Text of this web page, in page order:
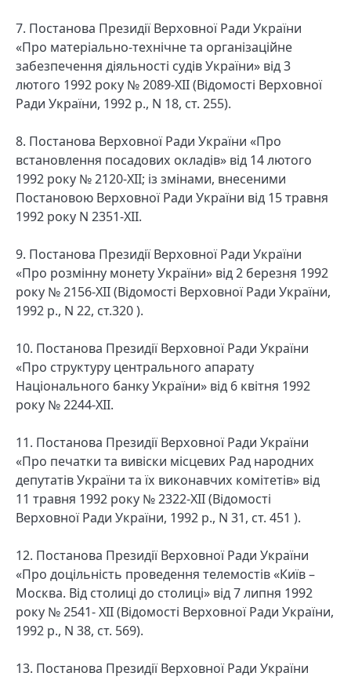
7. Постанова Президії Верховної Ради України
«Про матеріально-технічне та організаційне
забезпечення діяльності судів України» від 3
лютого 1992 року № 2089-XII (Відомості Верховної
Ради України, 1992 р., N 18, ст. 255).
8. Постанова Верховної Ради України «Про
встановлення посадових окладів» від 14 лютого
1992 року № 2120-XII; із змінами, внесеними
Постановою Верховної Ради України від 15 травня
1992 року N 2351-XII.
9. Постанова Президії Верховної Ради України
«Про розмінну монету України» від 2 березня 1992
року № 2156-XII (Відомості Верховної Ради України,
1992 р., N 22, ст.320 ).
10. Постанова Президії Верховної Ради України
«Про структуру центрального апарату
Національного банку України» від 6 квітня 1992
року № 2244-XII.
11. Постанова Президії Верховної Ради України
«Про печатки та вивіски місцевих Рад народних
депутатів України та їх виконавчих комітетів» від
11 травня 1992 року № 2322-XII (Відомості
Верховної Ради України, 1992 р., N 31, ст. 451 ).
12. Постанова Президії Верховної Ради України
«Про доцільність проведення телемостів «Київ –
Москва. Від столиці до столиці» від 7 липня 1992
року № 2541- XII (Відомості Верховної Ради України,
1992 р., N 38, ст. 569).
13. Постанова Президії Верховної Ради України